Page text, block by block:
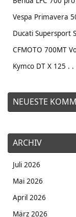
Vespa Primavera
Ducati Supersport
CFMOTO 700MT
Kymco DT X 125 .
NEUESTE
ARCHIV
Juli 2026
Mai 2026
April 2026
März 2026